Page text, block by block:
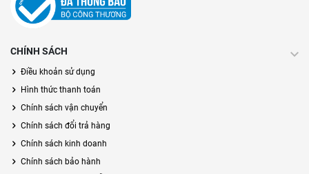
CHÍNH SÁCH
Điều khoản sử dụng
Hình thức thanh toán
Chính sách vận chuyển
Chính sách đổi trả hàng
Chính sách kinh doanh
Chính sách bảo hành